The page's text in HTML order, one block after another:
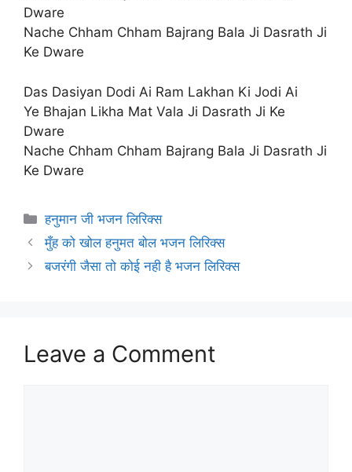
Dware
Nache Chham Chham Bajrang Bala Ji Dasrath Ji
Ke Dware
Das Dasiyan Dodi Ai Ram Lakhan Ki Jodi Ai
Ye Bhajan Likha Mat Vala Ji Dasrath Ji Ke
Dware
Nache Chham Chham Bajrang Bala Ji Dasrath Ji
Ke Dware
Categories
हनुमान जी भजन लिरिक्स
मुँह को खोल हनुमत बोल भजन लिरिक्स
बजरंगी जैसा तो कोई नही है भजन लिरिक्स
Leave a Comment